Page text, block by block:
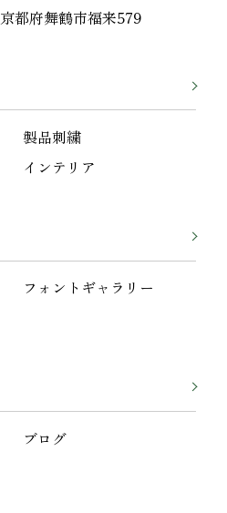
京都府舞鶴市福来579
製品刺繍
インテリア
フォントギャラリー
ブログ